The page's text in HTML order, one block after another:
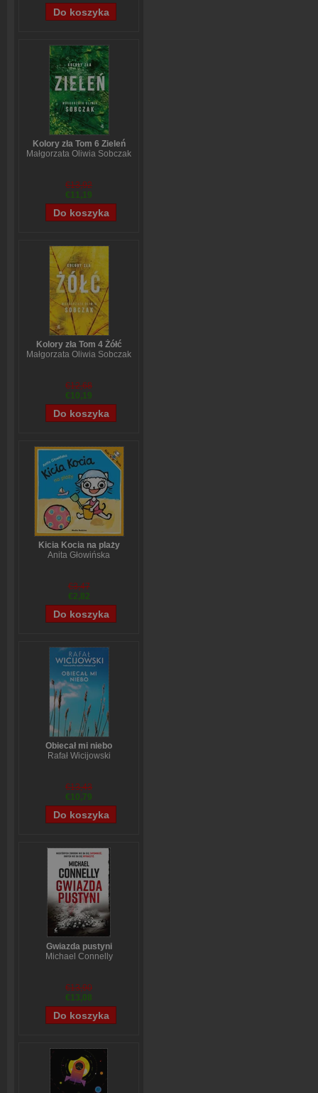
Kolory zła Tom 6 Zieleń
Małgorzata Oliwia Sobczak
€13,92
€11,19
Kolory zła Tom 4 Żółć
Małgorzata Oliwia Sobczak
€12,68
€10,19
Kicia Kocia na plaży
Anita Głowińska
€3,47
€2,82
Obiecał mi niebo
Rafał Wicijowski
€13,43
€10,79
Gwiazda pustyni
Michael Connelly
€13,90
€13,08